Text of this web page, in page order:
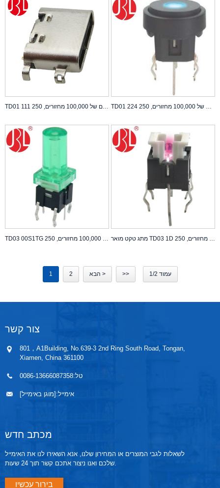
TD01 111 מתג טקט מואר ללא כיסויים ובדיקת תוחלת חיים של 100,000 מחזורים, 250gf DC 12V 0.05A דירוג TD01 224 מתג טקט מואר ללא כיסויים ובדיקת תוחלת חיים של 100,000 מחזורים, 250gf DC 12V 0.05A דירוג
1 2 הבא > >> עמוד 1/2
צור קשר
801，A1Building, No.639-3 2nd Ring South Road, Tongan,
Xiamen, China 361100
טל:0086-13666087358
אימייל: [מוגן באימייל]
מכתב חדש
לשאלות לגבי המוצרים או המחירון שלנו, אנא השאירו לנו את האימייל
שלכם ואנו ניצור אתכם קשר תוך 24 שעות.
בירור עכשיו